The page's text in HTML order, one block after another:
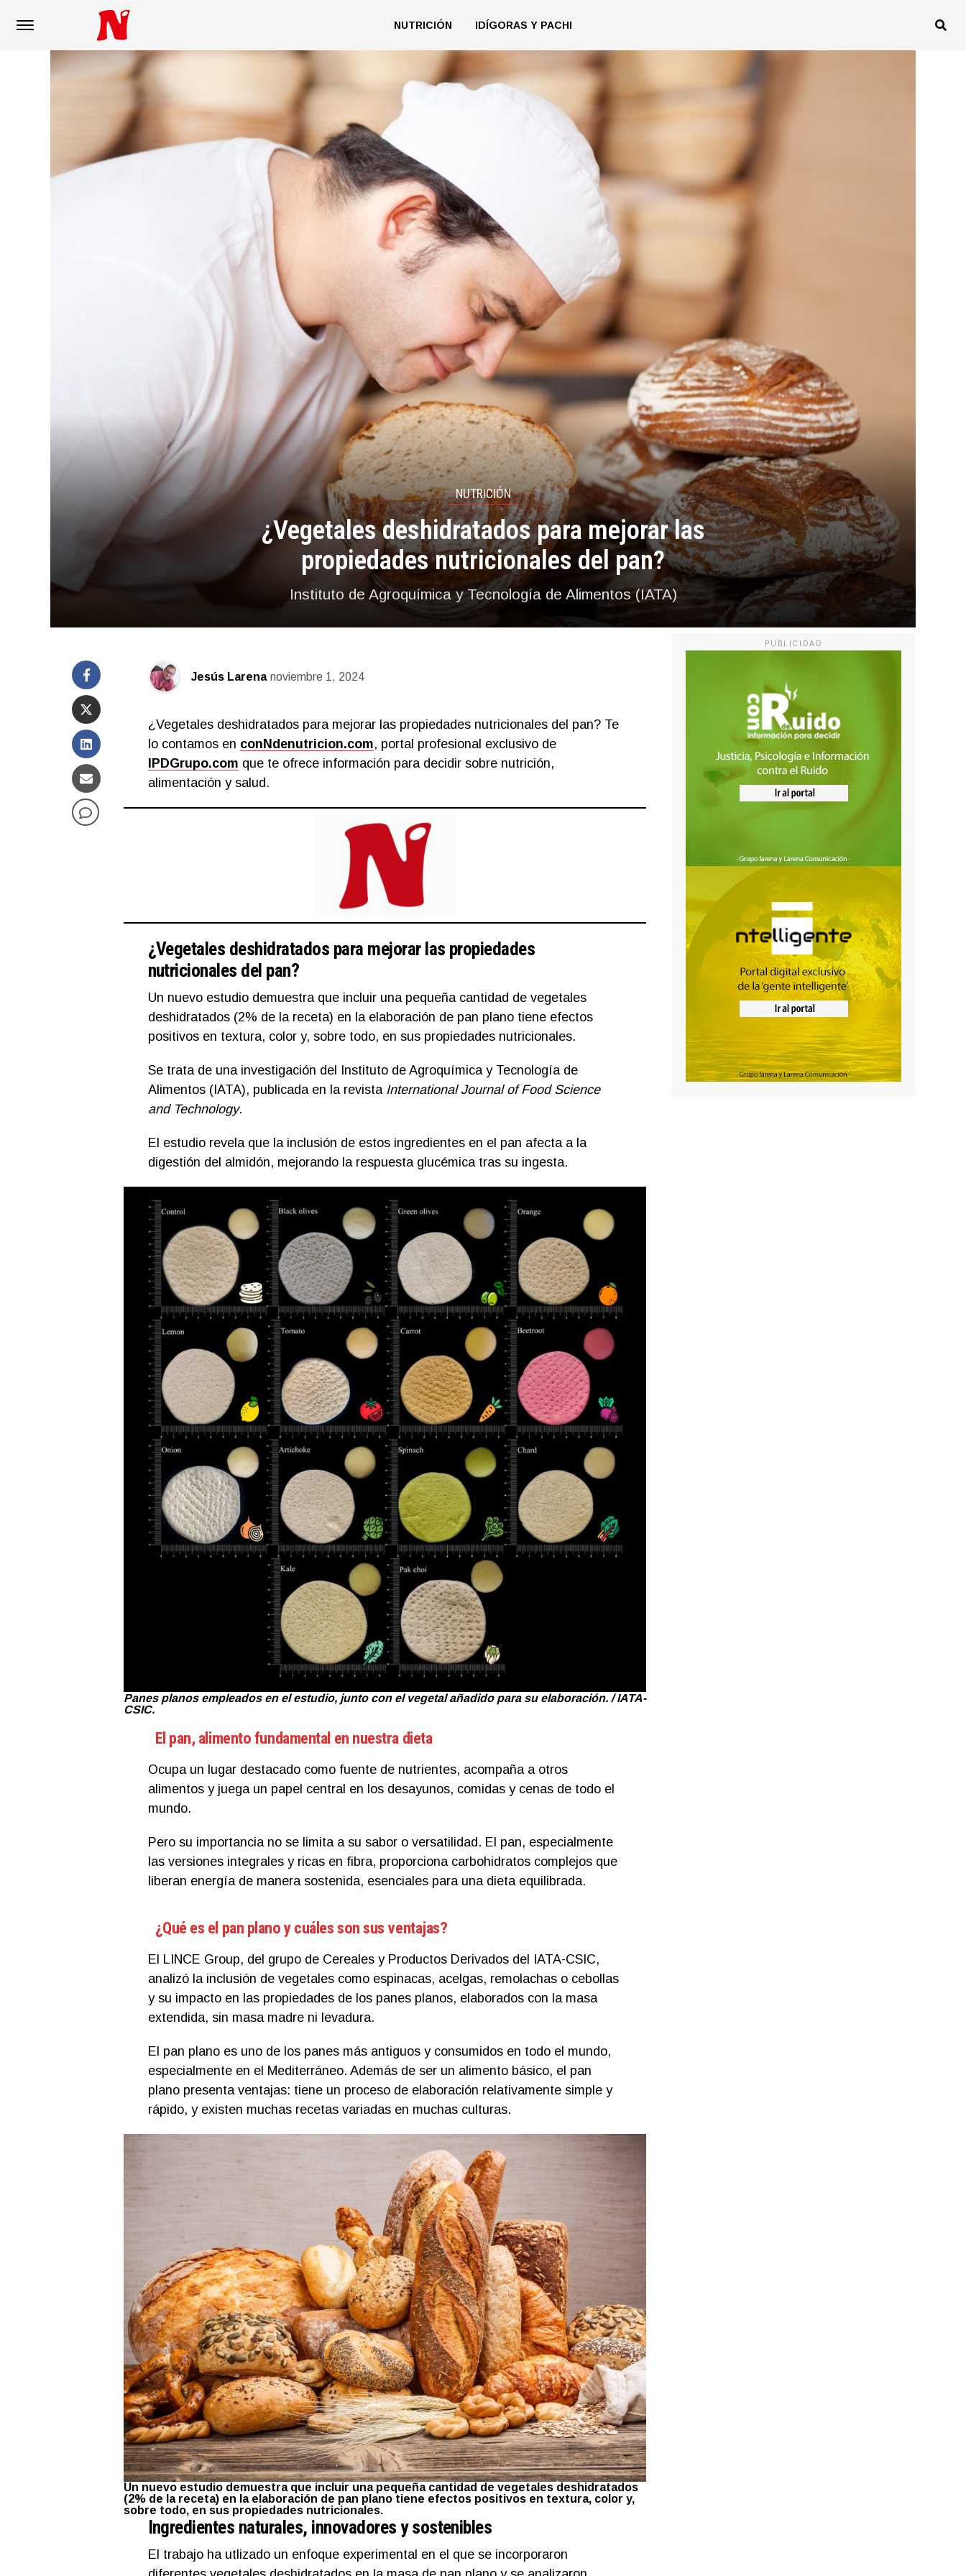
NUTRICIÓN IDÍGORAS Y PACHI
NUTRICIÓN
¿Vegetales deshidratados para mejorar las
propiedades nutricionales del pan?
Instituto de Agroquímica y Tecnología de Alimentos (IATA)
Jesús Larena noviembre 1, 2024
¿Vegetales deshidratados para mejorar las propiedades nutricionales del pan? Te
lo contamos en conNdenutricion.com, portal profesional exclusivo de
IPDGrupo.com que te ofrece información para decidir sobre nutrición,
alimentación y salud.
¿Vegetales deshidratados para mejorar las propiedades
nutricionales del pan?
Un nuevo estudio demuestra que incluir una pequeña cantidad de vegetales
deshidratados (2% de la receta) en la elaboración de pan plano tiene efectos
positivos en textura, color y, sobre todo, en sus propiedades nutricionales.
Se trata de una investigación del Instituto de Agroquímica y Tecnología de
Alimentos (IATA), publicada en la revista International Journal of Food Science
and Technology.
El estudio revela que la inclusión de estos ingredientes en el pan afecta a la
digestión del almidón, mejorando la respuesta glucémica tras su ingesta.
Panes planos empleados en el estudio, junto con el vegetal añadido para su elaboración. / IATA-
CSIC.
El pan, alimento fundamental en nuestra dieta
Ocupa un lugar destacado como fuente de nutrientes, acompaña a otros
alimentos y juega un papel central en los desayunos, comidas y cenas de todo el
mundo.
Pero su importancia no se limita a su sabor o versatilidad. El pan, especialmente
las versiones integrales y ricas en fibra, proporciona carbohidratos complejos que
liberan energía de manera sostenida, esenciales para una dieta equilibrada.
¿Qué es el pan plano y cuáles son sus ventajas?
El LINCE Group, del grupo de Cereales y Productos Derivados del IATA-CSIC,
analizó la inclusión de vegetales como espinacas, acelgas, remolachas o cebollas
y su impacto en las propiedades de los panes planos, elaborados con la masa
extendida, sin masa madre ni levadura.
El pan plano es uno de los panes más antiguos y consumidos en todo el mundo,
especialmente en el Mediterráneo. Además de ser un alimento básico, el pan
plano presenta ventajas: tiene un proceso de elaboración relativamente simple y
rápido, y existen muchas recetas variadas en muchas culturas.
Un nuevo estudio demuestra que incluir una pequeña cantidad de vegetales deshidratados
(2% de la receta) en la elaboración de pan plano tiene efectos positivos en textura, color y,
sobre todo, en sus propiedades nutricionales.
Ingredientes naturales, innovadores y sostenibles
El trabajo ha utlizado un enfoque experimental en el que se incorporaron
PUBLICIDAD